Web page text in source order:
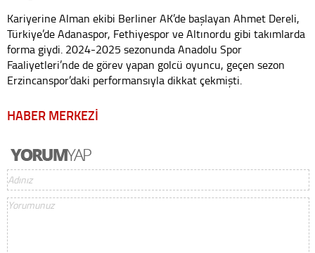
Kariyerine Alman ekibi Berliner AK’de başlayan Ahmet Dereli,
Türkiye’de Adanaspor, Fethiyespor ve Altınordu gibi takımlarda
forma giydi. 2024-2025 sezonunda Anadolu Spor
Faaliyetleri’nde de görev yapan golcü oyuncu, geçen sezon
Erzincanspor’daki performansıyla dikkat çekmişti.
HABER MERKEZİ